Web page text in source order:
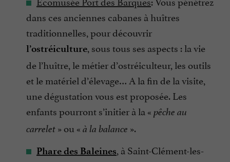
dans ces anciennes cabanes à huîtres
traditionnelles, pour découvrir
l’ostréiculture, sous tous ses aspects : la vie
de l’huître, le métier d’ostréiculteur, les outils
et le matériel d’élevage… A la fin de la visite,
une dégustation vous est proposée. Les
enfants pourront s’initier à la « pêche au
carrelet » ou « à la balance ».
Phare des Baleines, à Saint-Clément-les-